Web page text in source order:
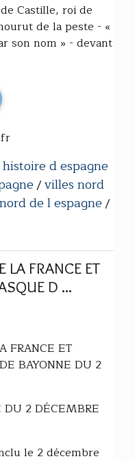
Castille, roi de
de la peste - «
son nom » - devant
d espagne
/villes nord
de l espagne/
LA FRANCE ET
D ...
FRANCE ET
BAYONNE DU 2
DU 2 DÉCEMBRE
le 2 décembre